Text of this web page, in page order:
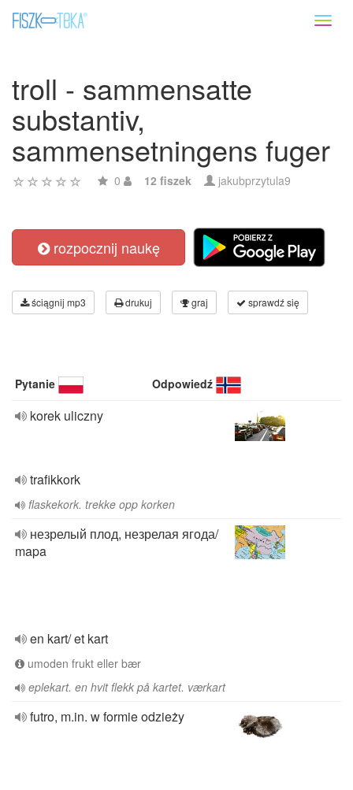
troll - sammensatte
substantiv,
sammensetningens fuger
0 12 fiszek jakubprzytula9
rozpocznij naukę
ściągnij mp3 drukuj graj sprawdź się
Pytanie Odpowiedź
korek uliczny
trafikkork
flaskekork. trekke opp korken
незрелый плод, незрелая ягода/
mapa
en kart/ et kart
umoden frukt eller bær
eplekart. en hvit flekk på kartet. værkart
futro, m.in. w formie odzieży